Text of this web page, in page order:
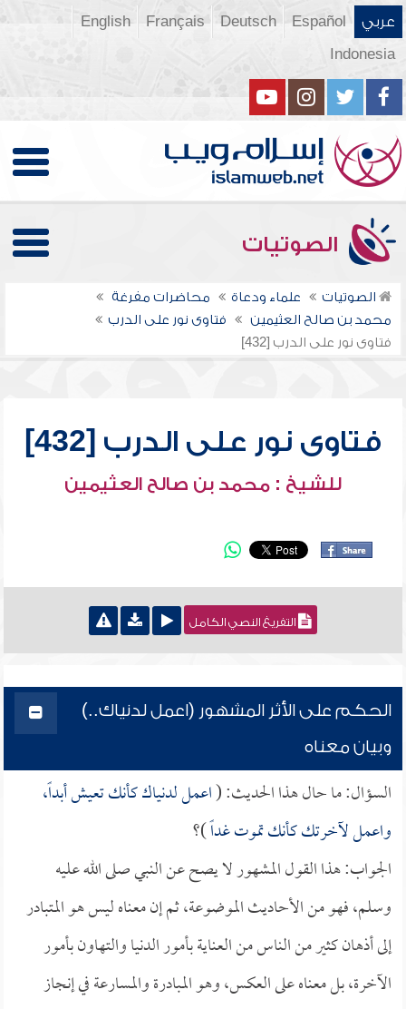
عربي Español
Deutsch
Français
English
Indonesia
الصوتيات
الصوتيات علماء ودعاة
محاضرات مفرغة
محمد بن صالح العثيمين
فتاوى نور على الدرب
فتاوى نور على الدرب [432]
فتاوى نور على الدرب [432]
للشيخ : محمد بن صالح العثيمين
التفريغ النصي الكامل
الحكم على الأثر المشهور (اعمل لدنياك..)
وبيان معناه
السؤال: ما حال هذا الحديث: (اعمل لدنياك كأنك تعيش أبداً،
واعمل لآخرتك كأنك تموت غداً)؟
الجواب: هذا القول المشهور لا يصح عن النبي صلى الله عليه
وسلم، فهو من الأحاديث الموضوعة، ثم إن معناه ليس هو المتبادر
إلى أذهان كثير من الناس من العناية بأمور الدنيا والتهاون بأمور
الآخرة، بل معناه على العكس، وهو المبادرة والمسارعة في إنجاز